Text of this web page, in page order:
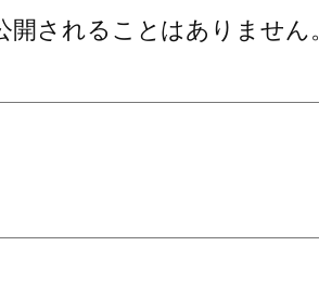
されることはありません。